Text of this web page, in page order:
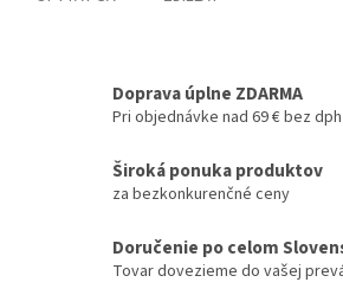
Doprava úplne ZDARMA
Pri objednávke nad 69 € bez dph
Široká ponuka produktov
za bezkonkurenčné ceny
Doručenie po celom
Tovar dovezieme do vašej